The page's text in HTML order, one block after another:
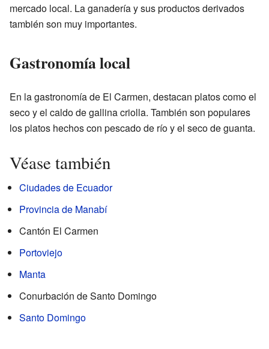
mercado local. La ganadería y sus productos derivados
también son muy importantes.
Gastronomía local
En la gastronomía de El Carmen, destacan platos como el
seco y el caldo de gallina criolla. También son populares
los platos hechos con pescado de río y el seco de guanta.
Véase también
Ciudades de Ecuador
Provincia de Manabí
Cantón El Carmen
Portoviejo
Manta
Conurbación de Santo Domingo
Santo Domingo